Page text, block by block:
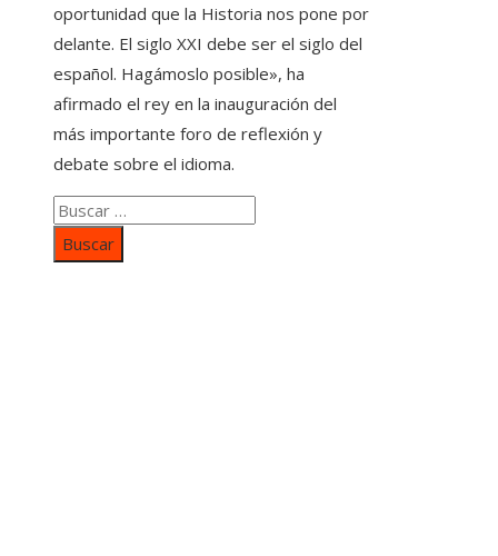
oportunidad que la Historia nos pone por
delante. El siglo XXI debe ser el siglo del
español. Hagámoslo posible», ha
afirmado el rey en la inauguración del
más importante foro de reflexión y
debate sobre el idioma.
Buscar: